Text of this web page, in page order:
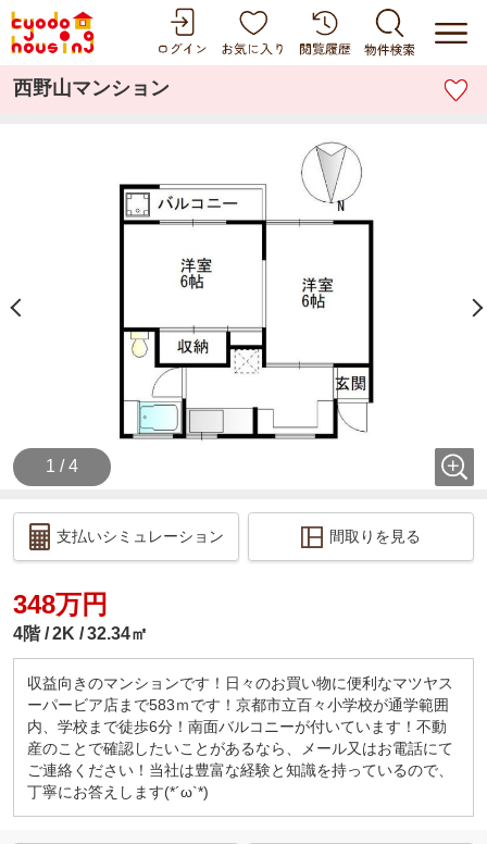
西野山マンション
1 / 4
支払いシミュレーション 間取りを見る
348万円
4階 2K 32.34㎡
収益向きのマンションです！日々のお買い物に便利なマツヤス
ーパービア店まで583ｍです！京都市立百々小学校が通学範囲
内、学校まで徒歩6分！南面バルコニーが付いています！不動
産のことで確認したいことがあるなら、メール又はお電話にて
ご連絡ください！当社は豊富な経験と知識を持っているので、
丁寧にお答えします(*´ω`*)